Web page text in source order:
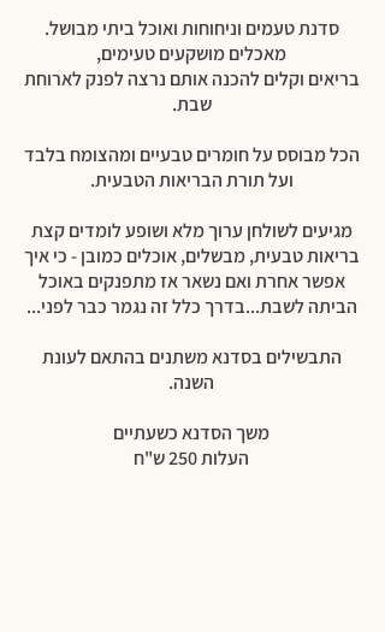
סדנת טעמים וניחוחות ואוכל ביתי מבושל.
מאכלים מושקעים טעימים,
בריאים וקלים להכנה אותם נרצה לפנק לארוחת
שבת.
הכל מבוסס על חומרים טבעיים ומהצומח בלבד
ועל תורת הבריאות הטבעית.
מגיעים לשולחן ערוך מלא ושופע לומדים קצת
בריאות טבעית, מבשלים, אוכלים כמובן - כי איך
אפשר אחרת ואם נשאר אז מתפנקים באוכל
הביתה לשבת...בדרך כלל זה נגמר כבר לפני...
התבשילים בסדנא משתנים בהתאם לעונת
השנה.
משך הסדנא כשעתיים
העלות 250 ש"ח